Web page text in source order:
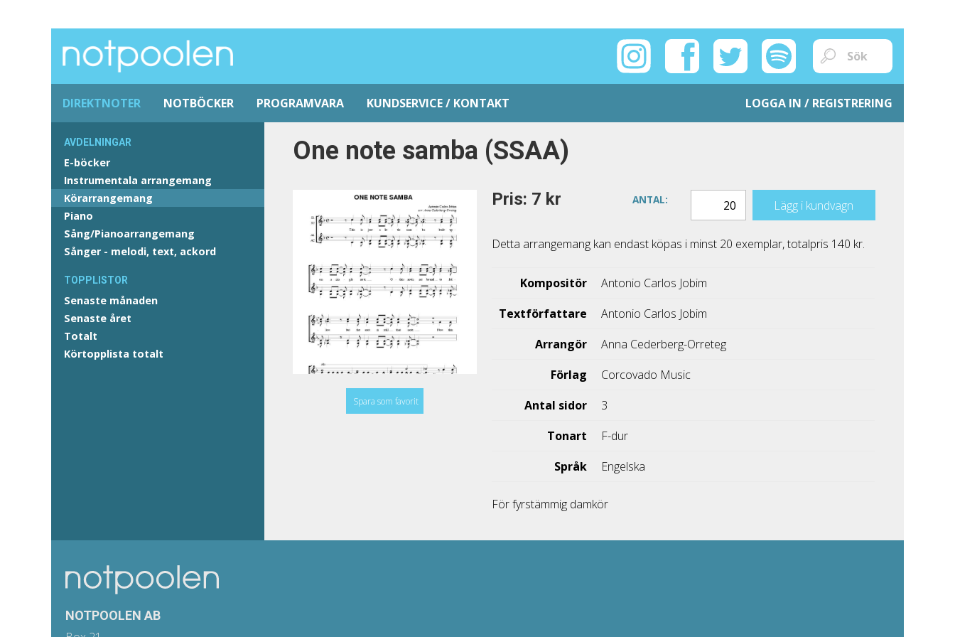
DIREKTNOTER NOTBÖCKER PROGRAMVARA KUNDSERVICE / KONTAKT LOGGA IN / REGISTRERING
AVDELNINGAR
E-böcker
Instrumentala arrangemang
Körarrangemang
Piano
Sång/Pianoarrangemang
Sånger - melodi, text, ackord
TOPPLISTOR
Senaste månaden
Senaste året
Totalt
Körtopplista totalt
One note samba (SSAA)
Spara som favorit
Pris: 7 kr ANTAL: Lägg i kundvagn
Detta arrangemang kan endast köpas i minst 20 exemplar, totalpris 140 kr.
Kompositör
Antonio Carlos Jobim
Textförfattare
Antonio Carlos Jobim
Arrangör
Anna Cederberg-Orreteg
Förlag
Corcovado Music
Antal sidor
3
Tonart
F-dur
Språk
Engelska
För fyrstämmig damkör
NOTPOOLEN AB